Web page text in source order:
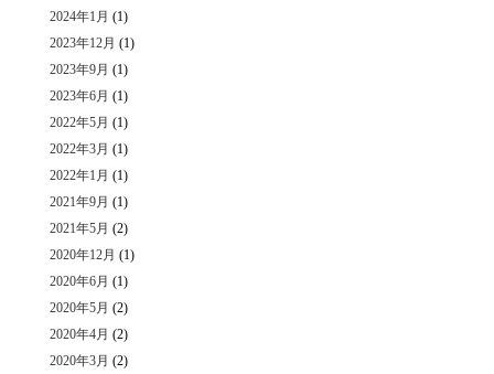
2024年1月 (1)
2023年12月 (1)
2023年9月 (1)
2023年6月 (1)
2022年5月 (1)
2022年3月 (1)
2022年1月 (1)
2021年9月 (1)
2021年5月 (2)
2020年12月 (1)
2020年6月 (1)
2020年5月 (2)
2020年4月 (2)
2020年3月 (2)